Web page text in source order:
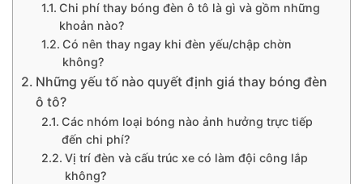
Chi phí thay bóng đèn ô tô là gì và gồm những
khoản nào?
Có nên thay ngay khi đèn yếu/chập chờn
không?
Những yếu tố nào quyết định giá thay bóng đèn
ô tô?
Các nhóm loại bóng nào ảnh hưởng trực tiếp
đến chi phí?
Vị trí đèn và cấu trúc xe có làm đội công lắp
không?